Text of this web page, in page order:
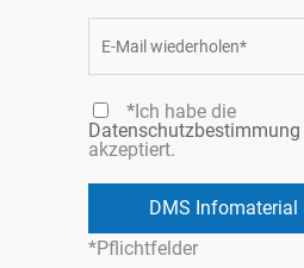
*Ich habe die
Datenschutzbestimmung
akzeptiert.
*Pflichtfelder